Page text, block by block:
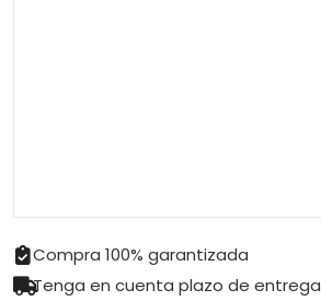
Compra 100% garantizada
Tenga en cuenta plazo de entrega